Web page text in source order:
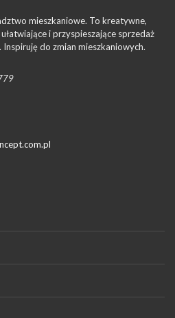
mieszkaniowe. To kreatywne,
i przyspieszające sprzedaż
do zmian mieszkaniowych.